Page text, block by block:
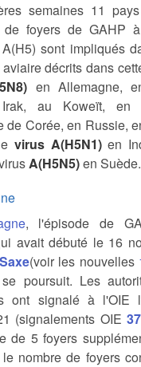
semaines 11
de foyers de GAHP
sont impliqués
décrits dans
en Allemagne,
au Koweït, en
de Corée, en Russie,
virus A(H5N1)en
A(H5N5)en Suède.
, l'épisode de
avait débuté le 16
(voir les nouvelles
poursuit. Les
ont signalé à
(signalements OIE
de 5 foyers
nombre de foyers